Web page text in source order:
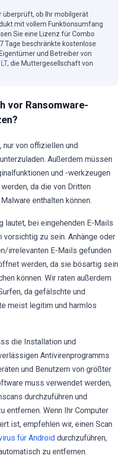
überprüft, ob Ihr mobilgerät
mit vollem Funktionsumfang
Sie eine Lizenz für Combo
Tage beschränkte kostenlose
und Betreiber von
, die Muttergesellschaft von
vor Ransomware-
von offiziellen und
Außerdem müssen
und -werkzeugen
da die von Dritten
enthalten können.
lautet, bei eingehenden E-Mails
vorsichtig zu sein. Anhänge oder
irrelevanten E-Mails gefunden
werden, da sie bösartig sein
können. Wir raten außerdem
da gefälschte und
meist legitim und harmlos
die Installation und
Antivirenprogramms
und Benutzern von größter
muss verwendet werden,
durchzuführen und
entfernen. Wenn Ihr Computer
ist, empfehlen wir, einen Scan
für Android durchzuführen,
zu entfernen.